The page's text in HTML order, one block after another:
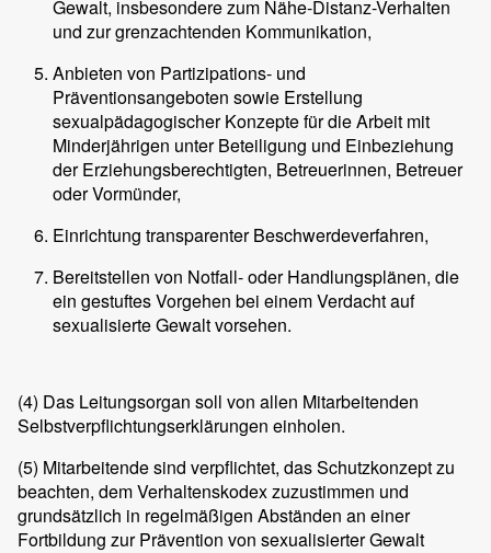
Gewalt, insbesondere zum Nähe-Distanz-Verhalten
und zur grenzachtenden Kommunikation,
Anbieten von Partizipations- und
Präventionsangeboten sowie Erstellung
sexualpädagogischer Konzepte für die Arbeit mit
Minderjährigen unter Beteiligung und Einbeziehung
der Erziehungsberechtigten, Betreuerinnen, Betreuer
oder Vormünder,
Einrichtung transparenter Beschwerdeverfahren,
Bereitstellen von Notfall- oder Handlungsplänen, die
ein gestuftes Vorgehen bei einem Verdacht auf
sexualisierte Gewalt vorsehen.
(4) Das Leitungsorgan soll von allen Mitarbeitenden
Selbstverpflichtungserklärungen einholen.
(5) Mitarbeitende sind verpflichtet, das Schutzkonzept zu
beachten, dem Verhaltenskodex zuzustimmen und
grundsätzlich in regelmäßigen Abständen an einer
Fortbildung zur Prävention von sexualisierter Gewalt